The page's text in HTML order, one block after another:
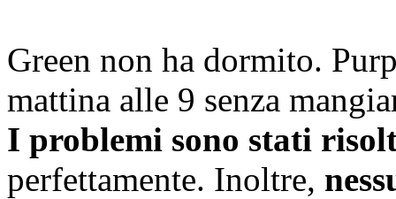
Green non ha dormito.
mattina alle 9 senza
I problemi sono stati
perfettamente. Inoltre,